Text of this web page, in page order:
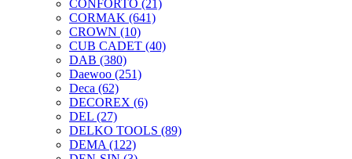
CONFORTO (21)
CORMAK (641)
CROWN (10)
CUB CADET (40)
DAB (380)
Daewoo (251)
Deca (62)
DECOREX (6)
DEL (27)
DELKO TOOLS (89)
DEMA (122)